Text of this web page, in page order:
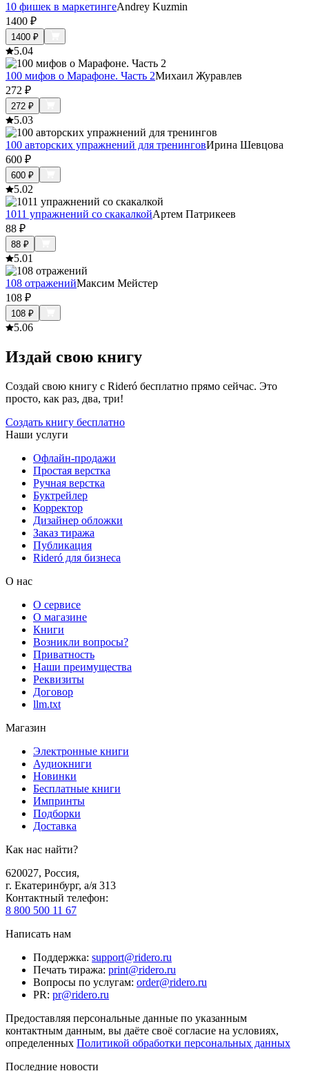
10 фишек в маркетингеAndrey Kuzmin
1400 ₽
1400 ₽
5.04
100 мифов о Марафоне. Часть 2Михаил Журавлев
272 ₽
272 ₽
5.03
100 авторских упражнений для тренинговИрина Шевцова
600 ₽
600 ₽
5.02
1011 упражнений со скакалкойАртем Патрикеев
88 ₽
88 ₽
5.01
108 отраженийМаксим Мейстер
108 ₽
108 ₽
5.06
Издай свою книгу
Создай свою книгу с Rideró бесплатно прямо сейчас. Это
просто, как раз, два, три!
Создать книгу бесплатно
Наши услуги
Офлайн-продажи
Простая верстка
Ручная верстка
Буктрейлер
Корректор
Дизайнер обложки
Заказ тиража
Публикация
Rideró для бизнеса
О нас
О сервисе
О магазине
Книги
Возникли вопросы?
Приватность
Наши преимущества
Реквизиты
Договор
llm.txt
Магазин
Электронные книги
Аудиокниги
Новинки
Бесплатные книги
Импринты
Подборки
Доставка
Как нас найти?
620027, Россия,
г. Екатеринбург, а/я 313
Контактный телефон:
8 800 500 11 67
Написать нам
Поддержка: support@ridero.ru
Печать тиража: print@ridero.ru
Вопросы по услугам: order@ridero.ru
PR: pr@ridero.ru
Предоставляя персональные данные по указанным
контактным данным, вы даёте своё согласие на условиях,
определенных Политикой обработки персональных данных
Последние новости